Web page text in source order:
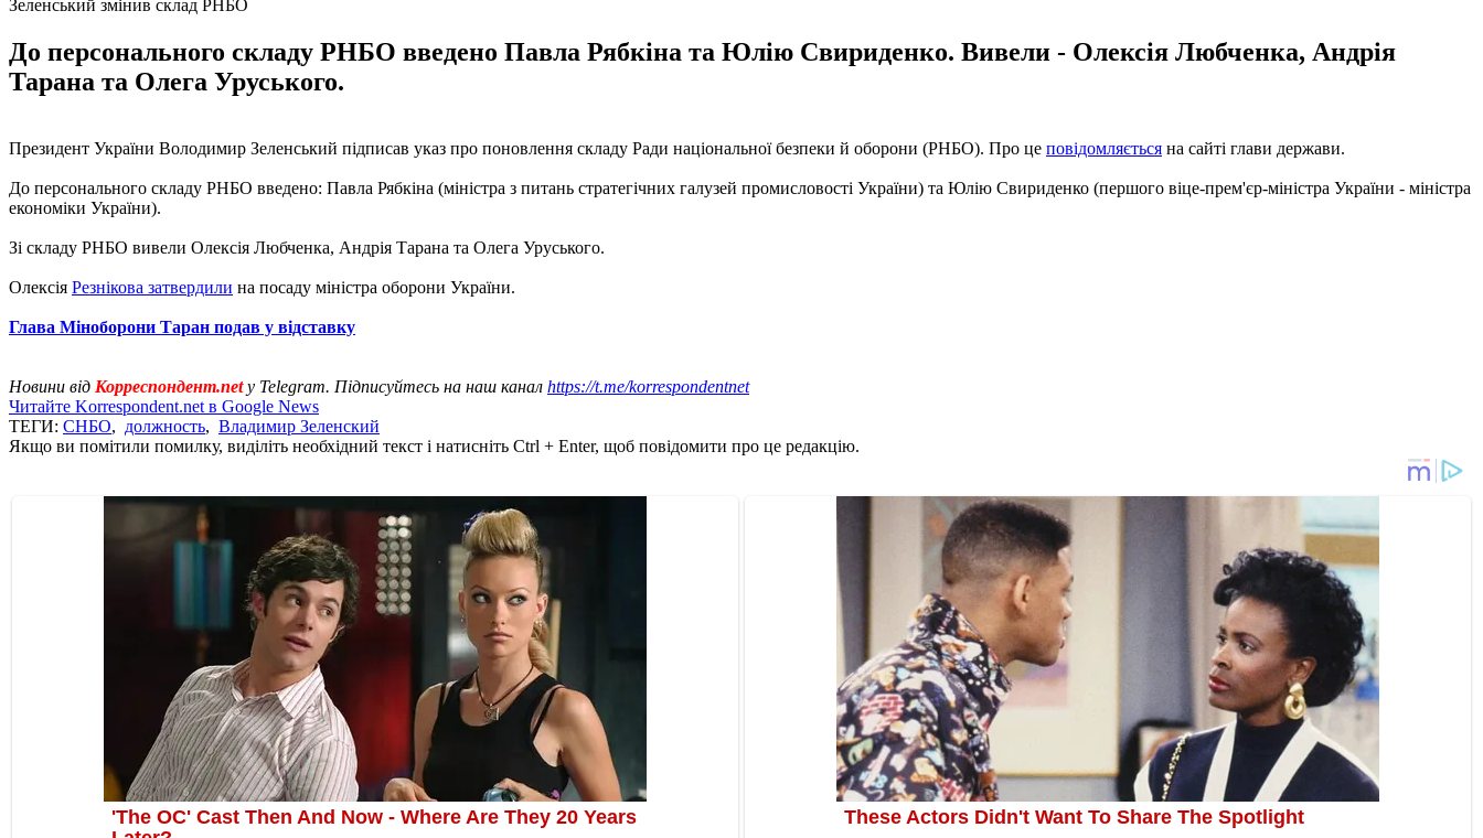
Зеленський змінив склад РНБО
До персонального складу РНБО введено Павла Рябкіна та Юлію Свириденко. Вивели - Олексія Любченка, Андрія
Тарана та Олега Уруського.
Президент України Володимир Зеленський підписав указ про поновлення складу Ради національної безпеки й оборони (РНБО). Про це повідомляється на сайті глави держави.
До персонального складу РНБО введено: Павла Рябкіна (міністра з питань стратегічних галузей промисловості України) та Юлію Свириденко (першого віце-прем'єр-міністра України - міністра
економіки України).
Зі складу РНБО вивели Олексія Любченка, Андрія Тарана та Олега Уруського.
Олексія Резнікова затвердили на посаду міністра оборони України.
Глава Міноборони Таран подав у відставку
Новини від Корреспондент.netу Telegram. Підписуйтесь на наш канал https://t.me/korrespondentnet
Читайте Korrespondent.net в Google News
ТЕГИ: СНБО, должность, Владимир Зеленский
Якщо ви помітили помилку, виділіть необхідний текст і натисніть Ctrl + Enter, щоб повідомити про це редакцію.